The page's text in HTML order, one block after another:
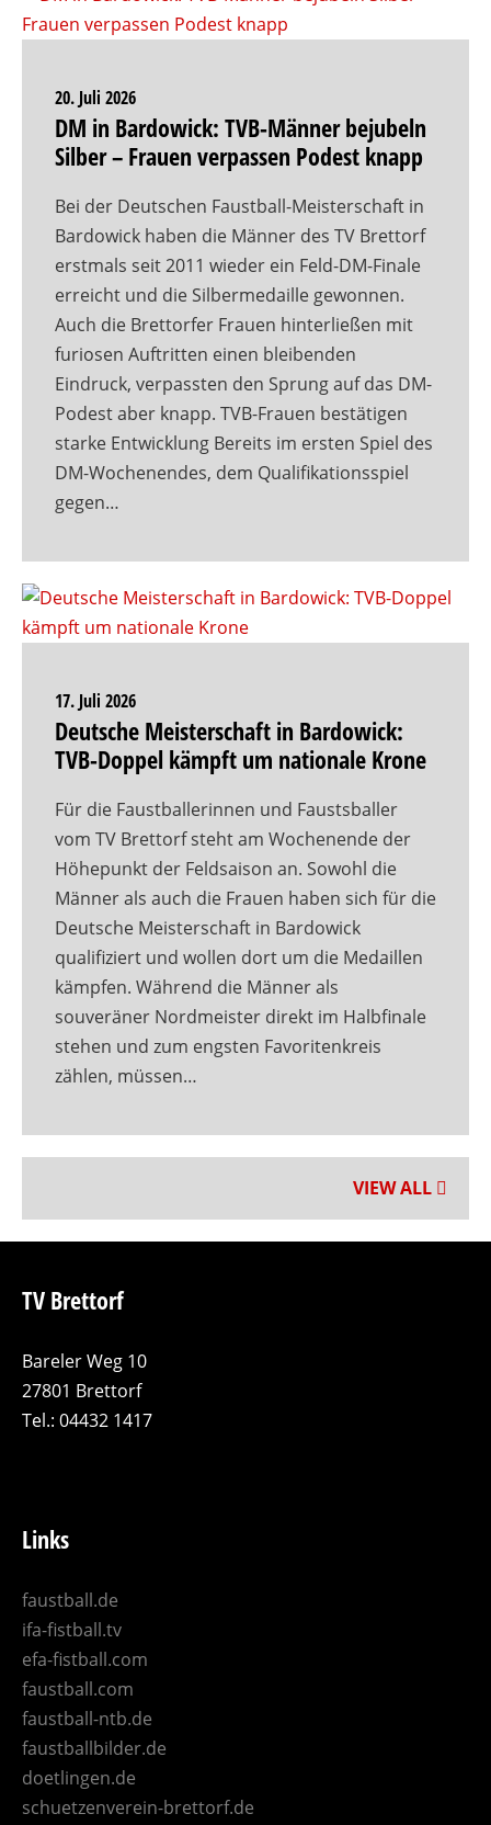
20. Juli 2026
DM in Bardowick: TVB-Männer bejubeln
Silber – Frauen verpassen Podest knapp
Bei der Deutschen Faustball-Meisterschaft in
Bardowick haben die Männer des TV Brettorf
erstmals seit 2011 wieder ein Feld-DM-Finale
erreicht und die Silbermedaille gewonnen.
Auch die Brettorfer Frauen hinterließen mit
furiosen Auftritten einen bleibenden
Eindruck, verpassten den Sprung auf das DM-
Podest aber knapp. TVB-Frauen bestätigen
starke Entwicklung Bereits im ersten Spiel des
DM-Wochenendes, dem Qualifikationsspiel
gegen…
17. Juli 2026
Deutsche Meisterschaft in Bardowick:
TVB-Doppel kämpft um nationale Krone
Für die Faustballerinnen und Faustsballer
vom TV Brettorf steht am Wochenende der
Höhepunkt der Feldsaison an. Sowohl die
Männer als auch die Frauen haben sich für die
Deutsche Meisterschaft in Bardowick
qualifiziert und wollen dort um die Medaillen
kämpfen. Während die Männer als
souveräner Nordmeister direkt im Halbfinale
stehen und zum engsten Favoritenkreis
zählen, müssen…
VIEW ALL
TV Brettorf
Bareler Weg 10
27801 Brettorf
Tel.: 04432 1417
Links
faustball.de
ifa-fistball.tv
efa-fistball.com
faustball.com
faustball-ntb.de
faustballbilder.de
doetlingen.de
schuetzenverein-brettorf.de